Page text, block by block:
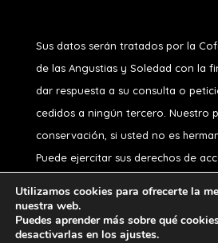
Sus datos serán tratados por la
de las Angustias y Soledad con la
dar respuesta a su consulta o
cedidos a ningún tercero. Nuestro
conservación, si usted no es
Puede ejercitar sus derechos de
objeto de decisiones
Utilizamos cookies para ofrecerte la
nuestra web.
Puedes aprender más sobre qué
desactivarlas en los ajustes.